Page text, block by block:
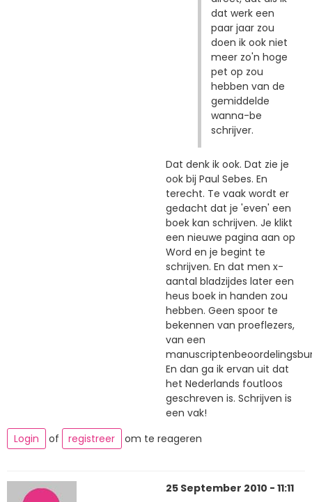
dat werk een
paar jaar zou
doen ik ook niet
meer zo'n hoge
pet op zou
hebben van de
gemiddelde
wanna-be
schrijver.
Dat denk ik ook. Dat zie je
ook bij Paul Sebes. En
terecht. Te vaak wordt er
gedacht dat je 'even' een
boek kan schrijven. Je klikt
een nieuwe pagina aan op
Word en je begint te
schrijven. En dat men x-
aantal bladzijdes later een
heus boek in handen zou
hebben. Geen spoor te
bekennen van proeflezers,
van een
En dan ga ik ervan uit dat
het Nederlands foutloos
geschreven is. Schrijven is
een vak!
Login
of registreer om te reageren
25 September 2010 - 11:11